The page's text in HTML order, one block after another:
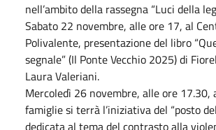
nell’ambito della rassegna “Luci della
Sabato 22 novembre, alle ore 17, al
Polivalente, presentazione del libro
segnale” (Il Ponte Vecchio 2025) di
Laura Valeriani.
Mercoledì 26 novembre, alle ore 17.30,
famiglie si terrà l’iniziativa del “posto
dedicata al tema del contrasto alla